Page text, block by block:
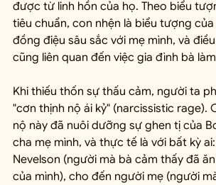
được từ linh hồn của họ. Theo biểu
tiêu chuẩn, con nhện là biểu tượng
đồng điệu sâu sắc với mẹ mình, và
cũng liên quan đến việc gia đình bà
Khi thiếu thốn sự thấu cảm, người ta
"cơn thịnh nộ ái kỷ" (narcissistic rage).
nộ này đã nuôi dưỡng sự ghen tị của
cha mẹ mình, và thực tế là với bất kỳ
Nevelson (người mà bà cảm thấy đã
của mình), cho đến người mẹ (người